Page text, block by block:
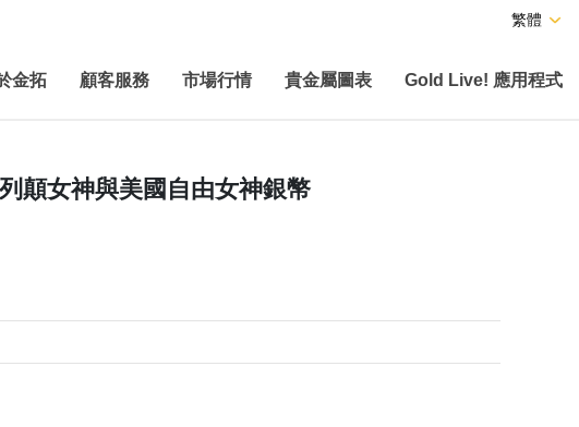
繁體
金拓 顧客服務 市場行情 貴金屬圖表 Gold Live! 應用程式
顛女神與美國自由女神銀幣